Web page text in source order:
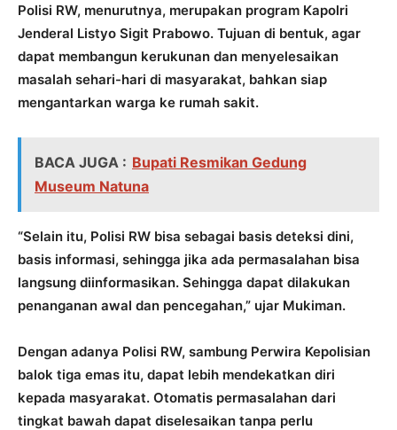
Polisi RW, menurutnya, merupakan program Kapolri
Jenderal Listyo Sigit Prabowo. Tujuan di bentuk, agar
dapat membangun kerukunan dan menyelesaikan
masalah sehari-hari di masyarakat, bahkan siap
mengantarkan warga ke rumah sakit.
BACA JUGA : Bupati Resmikan Gedung
Museum Natuna
“Selain itu, Polisi RW bisa sebagai basis deteksi dini,
basis informasi, sehingga jika ada permasalahan bisa
langsung diinformasikan. Sehingga dapat dilakukan
penanganan awal dan pencegahan,” ujar Mukiman.
Dengan adanya Polisi RW, sambung Perwira Kepolisian
balok tiga emas itu, dapat lebih mendekatkan diri
kepada masyarakat. Otomatis permasalahan dari
tingkat bawah dapat diselesaikan tanpa perlu